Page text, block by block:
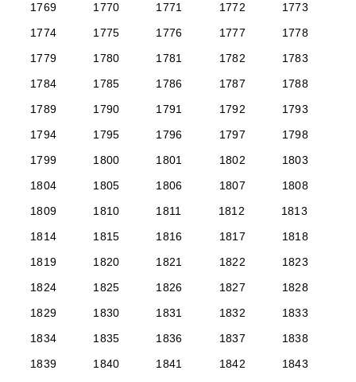
1769
1770 1771 1772
1773
1774
1775 1776 1777
1778
1779
1780 1781 1782
1783
1784
1785 1786 1787
1788
1789
1790 1791 1792
1793
1794
1795 1796 1797
1798
1799
1800 1801 1802
1803
1804
1805 1806 1807
1808
1809
1810 1811 1812
1813
1814
1815 1816 1817
1818
1819
1820 1821 1822
1823
1824
1825 1826 1827
1828
1829
1830 1831 1832
1833
1834
1835 1836 1837
1838
1839
1840 1841 1842
1843